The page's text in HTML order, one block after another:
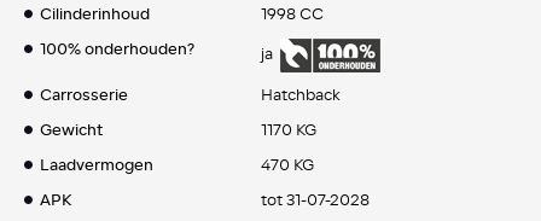
Cilinderinhoud
1998 CC
100% onderhouden?
ja
Carrosserie
Hatchback
Gewicht
1170 KG
Laadvermogen
470 KG
APK
tot 31-07-2028